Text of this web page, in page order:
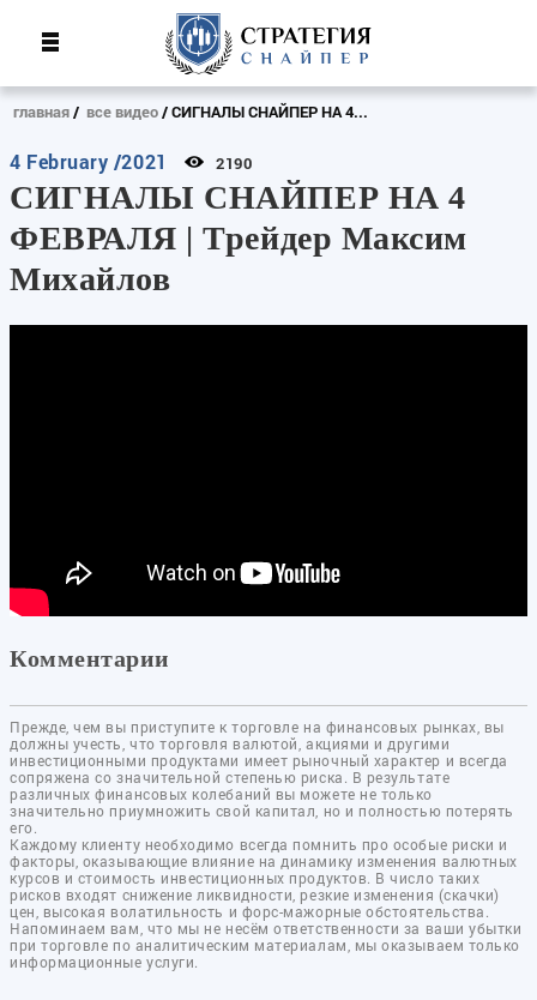
главная все видео СИГНАЛЫ СНАЙПЕР НА 4...
4 February /2021 2190
СИГНАЛЫ СНАЙПЕР НА 4
ФЕВРАЛЯ | Трейдер Максим
Михайлов
Комментарии
Прежде, чем вы приступите к торговле на финансовых рынках, вы
должны учесть, что торговля валютой, акциями и другими
инвестиционными продуктами имеет рыночный характер и всегда
сопряжена со значительной степенью риска. В результате
различных финансовых колебаний вы можете не только
значительно приумножить свой капитал, но и полностью потерять
его.
Каждому клиенту необходимо всегда помнить про особые риски и
факторы, оказывающие влияние на динамику изменения валютных
курсов и стоимость инвестиционных продуктов. В число таких
рисков входят снижение ликвидности, резкие изменения (скачки)
цен, высокая волатильность и форс-мажорные обстоятельства.
Напоминаем вам, что мы не несём ответственности за ваши убытки
при торговле по аналитическим материалам, мы оказываем только
информационные услуги.